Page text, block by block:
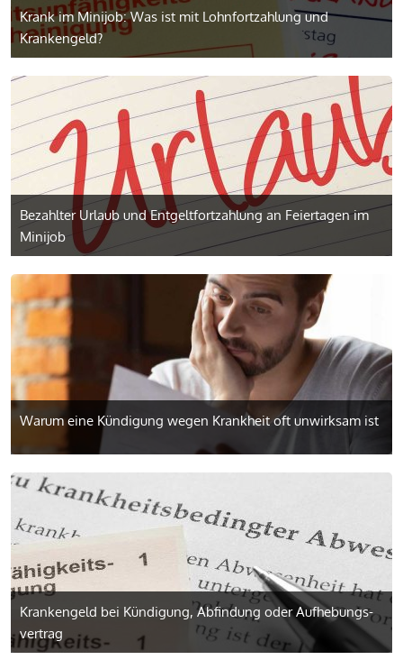
Krank im Minijob: Was ist mit Lohnfort­zahlung und
Krankengeld?
Bezahlter Urlaub und Entgeltfort­zahlung an Feiertagen im
Minijob
Warum eine Kündigung wegen Krankheit oft unwirksam ist
Krankengeld bei Kündigung, Abfindung oder Aufhebungs­
vertrag